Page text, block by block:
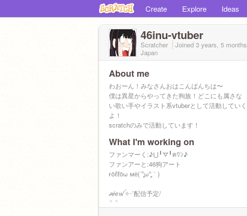
Create Explore Ideas
46inu-vtuber
Scratcher Joined 3 years, 5 months
Japan
About me
わおーん！みなさんおはこんばんちは〜
僕は異星からやってきた狗族！どこにも属さな
い歌い手やイラスト系vtuberとして活動していく
よ！
scratchのみで活動しています！
✼••┈┈┈┈┈┈┈┈┈••✼••┈┈┈┈┈┈┈┈┈••✼
あなたのハートに➵♥️
みた #歌枠
What I'm working on
ファンマーく:♪⋃╹ᗊ╹ฅﾜﾝ♪
ファンアーと:46狗アート
ғöℓℓöω мё(´°̥̥̥̥̥̥̥̥ω°̥̥̥̥̥̥̥̥｀)
ꫛꫀꪝ✧‧˚配信予定/
〖〗